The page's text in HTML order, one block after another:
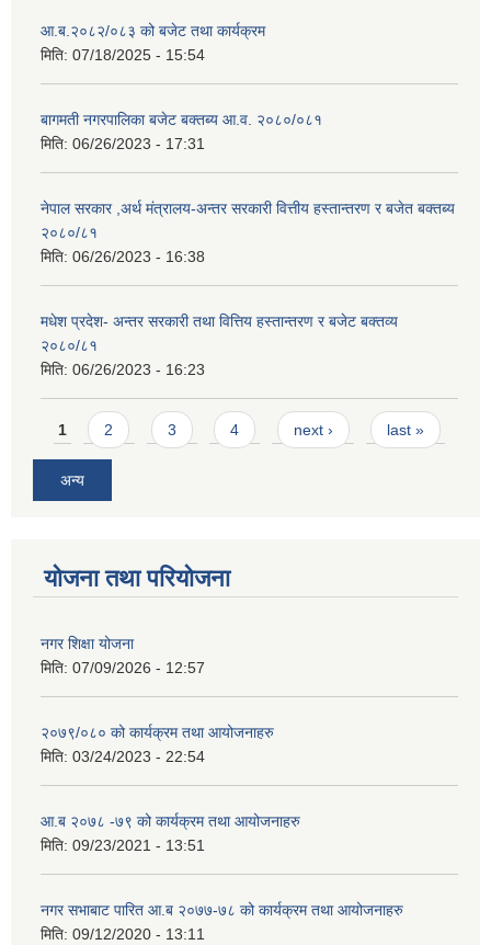
आ.ब.२०८२/०८३ को बजेट तथा कार्यक्रम
मिति: 07/18/2025 - 15:54
बागमती नगरपालिका बजेट बक्तब्य आ.व. २०८०/०८१
मिति: 06/26/2023 - 17:31
नेपाल सरकार ,अर्थ मंत्रालय-अन्तर सरकारी वित्तीय हस्तान्तरण र बजेत बक्तब्य
२०८०/८१
मिति: 06/26/2023 - 16:38
मधेश प्रदेश- अन्तर सरकारी तथा वित्तिय हस्तान्तरण र बजेट बक्तव्य
२०८०/८१
मिति: 06/26/2023 - 16:23
Pages
1 2 3 4 next › last »
अन्य
योजना तथा परियोजना
नगर शिक्षा योजना
मिति: 07/09/2026 - 12:57
२०७९/०८० को कार्यक्रम तथा आयोजनाहरु
मिति: 03/24/2023 - 22:54
आ.ब २०७८ -७९ को कार्यक्रम तथा आयोजनाहरु
मिति: 09/23/2021 - 13:51
नगर सभाबाट पारित आ.ब २०७७-७८ को कार्यक्रम तथा आयोजनाहरु
मिति: 09/12/2020 - 13:11